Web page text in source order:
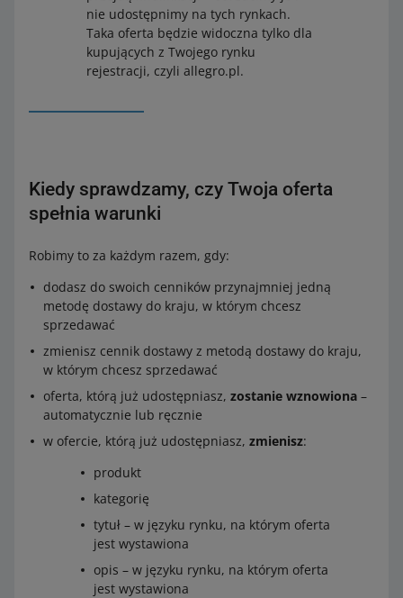
nie udostępnimy na tych rynkach.
Taka oferta będzie widoczna tylko dla
kupujących z Twojego rynku
rejestracji, czyli allegro.pl.
Kiedy sprawdzamy, czy Twoja oferta
spełnia warunki
Robimy to za każdym razem, gdy:
dodasz do swoich cenników przynajmniej jedną
metodę dostawy do kraju, w którym chcesz
sprzedawać
zmienisz cennik dostawy z metodą dostawy do kraju,
w którym chcesz sprzedawać
oferta, którą już udostępniasz, zostanie wznowiona –
automatycznie lub ręcznie
w ofercie, którą już udostępniasz, zmienisz:
produkt
kategorię
tytuł – w języku rynku, na którym oferta
jest wystawiona
opis – w języku rynku, na którym oferta
jest wystawiona